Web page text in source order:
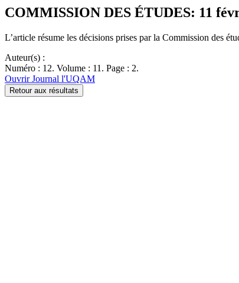
COMMISSION DES ÉTUDES: 11
L’article résume les décisions prises par la Commission des
Auteur(s) :
Numéro : 12. Volume : 11. Page : 2.
Ouvrir Journal l'UQAM
Retour aux résultats